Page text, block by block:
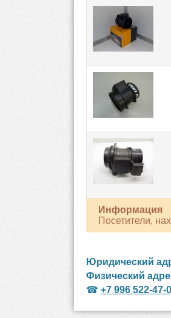
Информация
Посетители,
Юридический
Физический
☎ +7 996 522-47-